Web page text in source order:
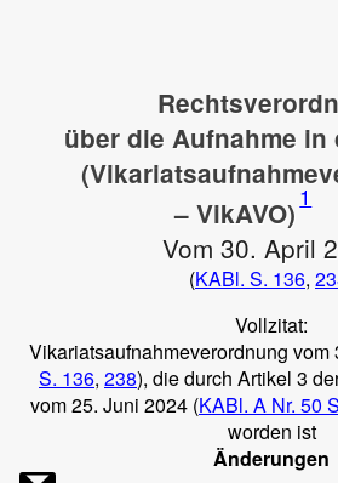
über die Aufnahme in
– VikAVO) 1
Vom 30. April
(KABl. S. 136,
Vollzitat:
Vikariatsaufnahmeverordnung vom
S. 136, 238), die durch Artikel 3
vom 25. Juni 2024 (KABl. A Nr. 50
worden ist
Änderungen